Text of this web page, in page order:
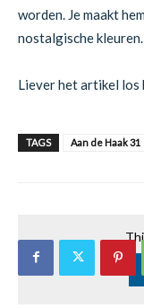
worden. Je maakt
nostalgische kleuren.
Liever het artikel los
TAGS Aan de Haak 31